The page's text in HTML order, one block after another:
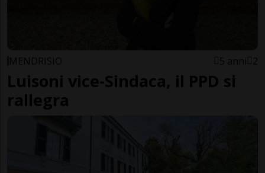
MENDRISIO 5 anni 2
Luisoni vice-Sindaca, il PPD si
rallegra